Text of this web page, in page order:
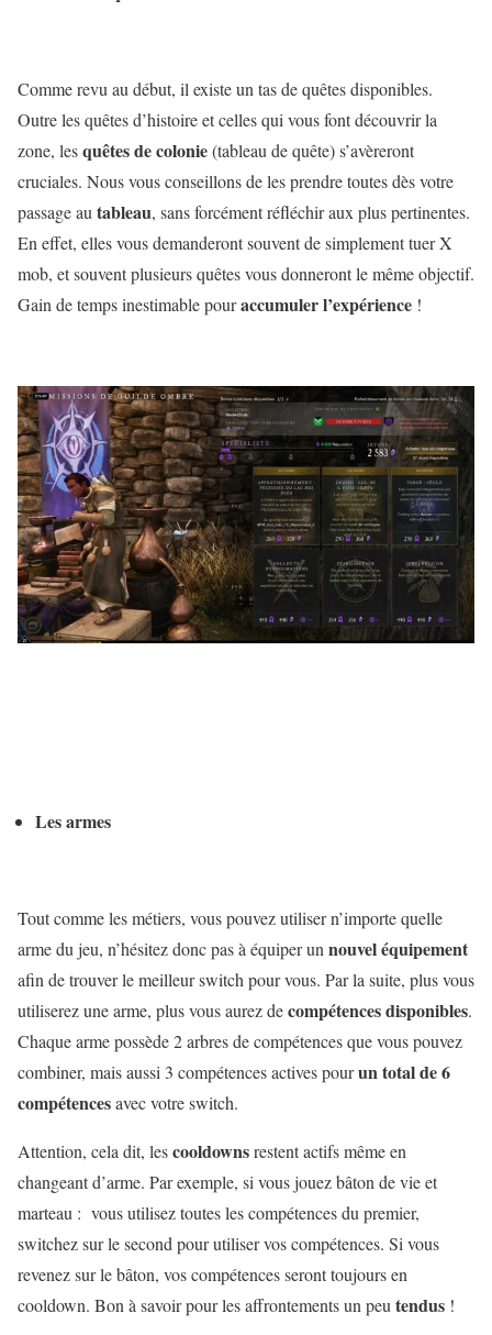
Comme revu au début, il existe un tas de quêtes disponibles.
Outre les quêtes d’histoire et celles qui vous font découvrir la
zone, lesquêtes de colonie(tableau de quête) s’avèreront
cruciales. Nous vous conseillons de les prendre toutes dès votre
passage au tableau, sans forcément réfléchir aux plus pertinentes.
En effet, elles vous demanderont souvent de simplement tuer X
mob, et souvent plusieurs quêtes vous donneront le même objectif.
Gain de temps inestimable pouraccumuler l’expérience !
Les armes
Tout comme les métiers, vous pouvez utiliser n’importe quelle
arme du jeu, n’hésitez donc pas à équiper un nouvel équipement
afin de trouver le meilleur switch pour vous. Par la suite, plus vous
utiliserez une arme, plus vous aurez decompétences disponibles.
Chaque arme possède 2 arbres de compétences que vous pouvez
combiner, mais aussi 3 compétences actives pourun total de 6
compétencesavec votre switch.
Attention, cela dit, lescooldownsrestent actifs même en
changeant d’arme. Par exemple, si vous jouez bâton de vie et
marteau : vous utilisez toutes les compétences du premier,
switchez sur le second pour utiliser vos compétences. Si vous
revenez sur le bâton, vos compétences seront toujours en
cooldown. Bon à savoir pour les affrontements un peu tendus !